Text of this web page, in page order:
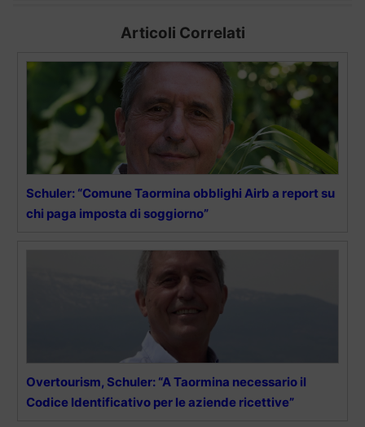
Articoli Correlati
Schuler: “Comune Taormina obblighi Airb a report su
chi paga imposta di soggiorno”
Overtourism, Schuler: “A Taormina necessario il
Codice Identificativo per le aziende ricettive”